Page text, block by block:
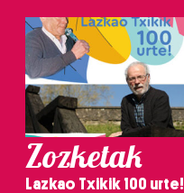
Zozketak
Lazkao Txikik 100 urte!